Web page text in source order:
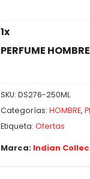
1x
PERFUME
SKU: DS276-250ML
Categorías: HOMBRE,
Etiqueta: Ofertas
Marca: Indian